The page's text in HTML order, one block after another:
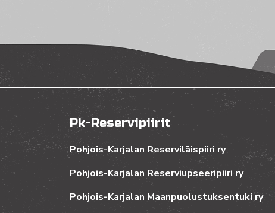
Pk-Reservipiirit
Pohjois-Karjalan Reserviläispiiri ry
Pohjois-Karjalan Reserviupseeripiiri ry
Pohjois-Karjalan Maanpuolustuksentuki ry